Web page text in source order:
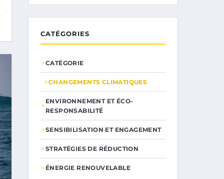
CATÉGORIES
CATÉGORIE
CHANGEMENTS CLIMATIQUES
ENVIRONNEMENT ET ÉCO-
RESPONSABILITÉ
SENSIBILISATION ET ENGAGEMENT
STRATÉGIES DE RÉDUCTION
ÉNERGIE RENOUVELABLE